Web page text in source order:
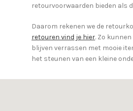
retourvoorwaarden bieden als
Daarom rekenen we de
retouren vind je hier. Zo
blijven verrassen met mooie
het steunen van een kleine